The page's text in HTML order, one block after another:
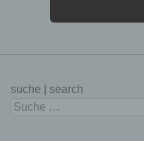
suche | search
Suchen